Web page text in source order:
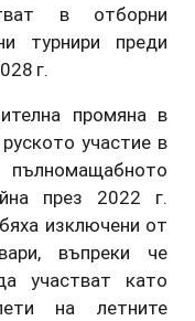
в отборни
турнири преди
г.
промяна в
участие в
през 2022 г.
изключени от
въпреки че
участват като
на летните